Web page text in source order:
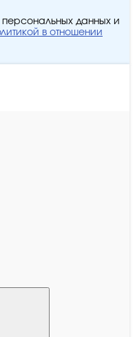
данных и
в отношении